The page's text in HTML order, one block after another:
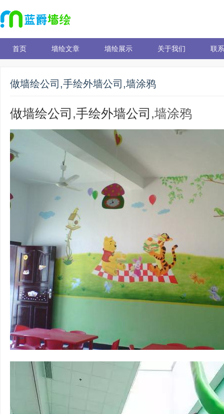
首页 墙绘文章 墙绘展示 关于我们 联
做墙绘公司,手绘外墙公司,墙涂鸦
做墙绘公司 ,手绘外墙公司 ,墙涂鸦